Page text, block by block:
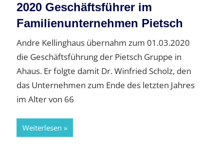
2020 Geschäftsführer im
Familienunternehmen Pietsch
Andre Kellinghaus übernahm zum 01.03.2020
die Geschäftsführung der Pietsch Gruppe in
Ahaus. Er folgte damit Dr. Winfried Scholz, den
das Unternehmen zum Ende des letzten Jahres
im Alter von 66
Weiterlesen